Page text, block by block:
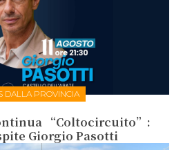
DALLA PROVINCIA
“Coltocircuito”:
Giorgio Pasotti